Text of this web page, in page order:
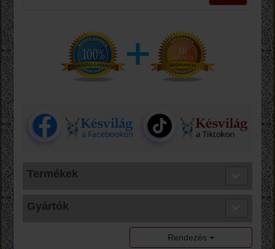
Termékek
Gyártók
Rendezés